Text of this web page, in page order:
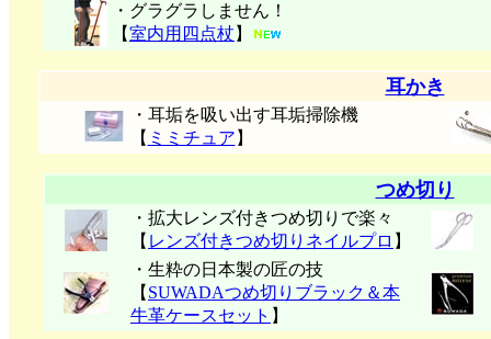
・グラグラしません！
【室内用四点杖 】
耳かき
・耳垢を吸い出す耳垢掃除機
【 ミミチュア 】
つめ切り
・拡大レンズ付きつめ切りで楽々
【 レンズ付きつめ切りネイルプロ 】
・生粋の日本製の匠の技
【 SUWADAつめ切りブラック＆本
牛革ケースセット 】